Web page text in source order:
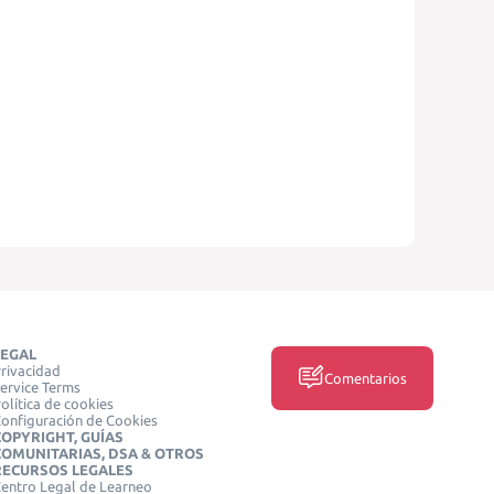
Terms
de cookies
de Cookies
GUÍAS
DSA & OTROS
LEGALES
Legal de Learneo
Comentarios